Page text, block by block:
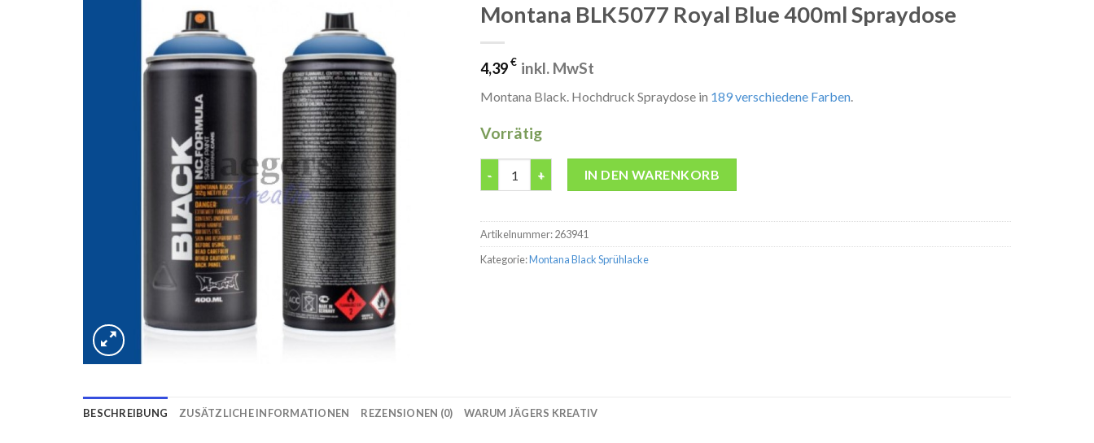
Montana BLK5077 Royal Blue 400ml Spraydose
4,39€ inkl. MwSt
Montana Black. Hochdruck Spraydose in 189 verschiedene Farben.
Vorrätig
IN DEN WARENKORB
Artikelnummer:263941
Kategorie:Montana Black Sprühlacke
BESCHREIBUNG ZUSÄTZLICHE INFORMATIONEN REZENSIONEN (0) WARUM JÄGERS KREATIV